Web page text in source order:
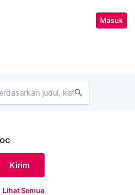
Masuk
search
Kirim
Lihat Semua